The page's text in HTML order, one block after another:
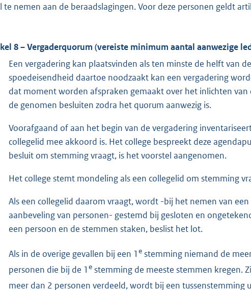
te nemen aan de beraadslagingen. Voor deze personen geldt
8 – Vergaderquorum (vereiste minimum aantal aanwezige
Een vergadering kan plaatsvinden als ten minste de helft van
spoedeisendheid daartoe noodzaakt kan een vergadering
dat moment worden afspraken gemaakt over het inlichten
de genomen besluiten zodra het quorum aanwezig is.
Voorafgaand of aan het begin van de vergadering
collegelid mee akkoord is. Het college bespreekt deze
besluit om stemming vraagt, is het voorstel aangenomen.
Het college stemt mondeling als een collegelid om stemming
Als een collegelid daarom vraagt, wordt -bij het nemen van
aanbeveling van personen- gestemd bij gesloten en
een persoon en de stemmen staken, beslist het lot.
Als in de overige gevallen bij een 1 e stemming niemand de
personen die bij de 1 e stemming de meeste stemmen kregen.
meer dan 2 personen verdeeld, wordt bij een tussenstemming